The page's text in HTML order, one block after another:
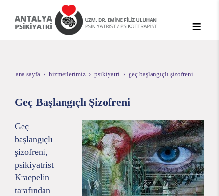
ana sayfa hizmetlerimiz psikiyatri geç başlangıçlı şizofreni
Geç Başlangıçlı Şizofreni
Geç
başlangıçlı
şizofreni,
psikiyatrist
Kraepelin
tarafından